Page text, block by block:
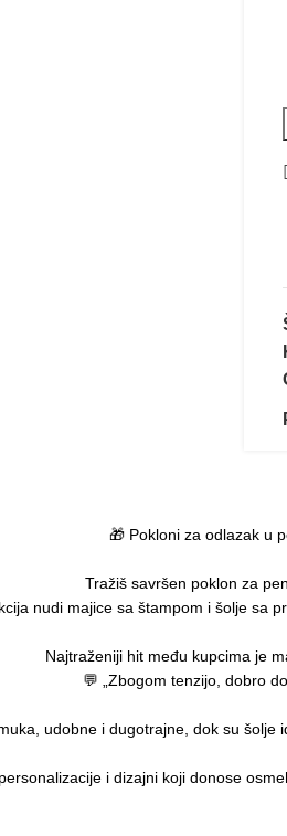
🎁 Pokloni za odlazak u
Tražiš savršen poklon za
nudi majice sa štampom i šolje sa
Najtraženiji hit među kupcima je
💬 „Zbogom tenzijo, dobro
udobne i dugotrajne, dok su šolje
i dizajni koji donose